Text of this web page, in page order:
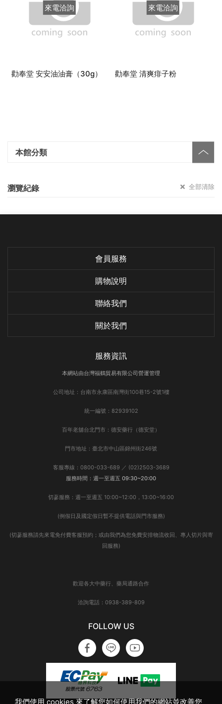
本館分類
瀏覽紀錄 全部清除
來電洽詢
勸奉堂 安安油油膏（30g）
來電洽詢
勸奉堂 清爽痱子粉
會員服務
購物說明
聯絡我們
關於我們
服務資訊
本網站由台灣福鶴貿易有限公司營運管理
公司地址：台南市永康區南灣街100巷15-2號1樓
統一編號：82939102
百年老舖台北門市：德安藥行（德安堂）
門市地址：臺北市中山區錦州街246號
客服專線：0800-033-689 ／ (02)2503-3689
服務時間：週一至週五 09:30~20:00
切蔘服務：週一至週五 10:00~12:00，13:00~16:00
(例假日及國定假日暫不提供電話與門市服務)
(切蔘服務請先來電免付費客服預約；或由我們為您免費安排物流收回、專人切片與寄
回服務)
歡迎各大中藥行、藥局通路合作
洽詢電話：0938-389-809
FOLLOW US
我們使用 cookies 來了解您如何使用我們的網站並改善您